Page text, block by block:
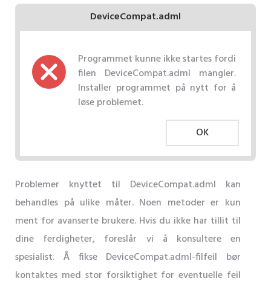
DeviceCompat.adml
Programmet kunne ikke startes fordi
filen DeviceCompat.adml mangler.
Installer programmet på nytt for å
løse problemet.
OK
Problemer knyttet til DeviceCompat.adml kan
behandles på ulike måter. Noen metoder er kun
ment for avanserte brukere. Hvis du ikke har tillit til
dine ferdigheter, foreslår vi å konsultere en
spesialist. Å fikse DeviceCompat.adml-filfeil bør
kontaktes med stor forsiktighet for eventuelle feil